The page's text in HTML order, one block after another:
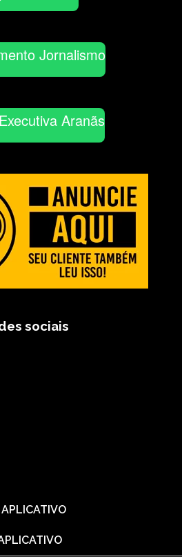
Jornalismo
Aranãs
sociais
APLICATIVO